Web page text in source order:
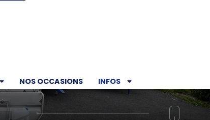
NOS OCCASIONS INFOS